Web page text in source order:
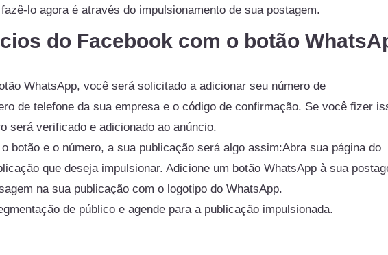
lo agora é através do impulsionamento de sua postagem.
do Facebook com o botão
WhatsApp, você será solicitado a adicionar seu número de
de telefone da sua empresa e o código de confirmação. Se você fizer
será verificado e adicionado ao anúncio.
botão e o número, a sua publicação será algo assim:Abra sua página do
que deseja impulsionar. Adicione um botão WhatsApp à sua
na sua publicação com o logotipo do WhatsApp.
de público e agende para a publicação impulsionada.